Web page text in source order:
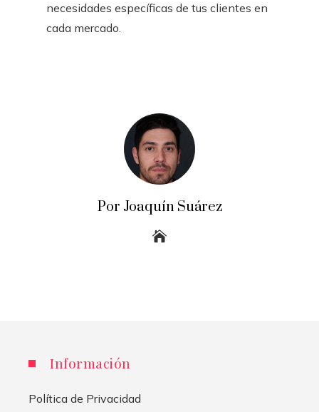
necesidades específicas de tus clientes en
cada mercado.
Por Joaquín Suárez
Información
Política de Privacidad